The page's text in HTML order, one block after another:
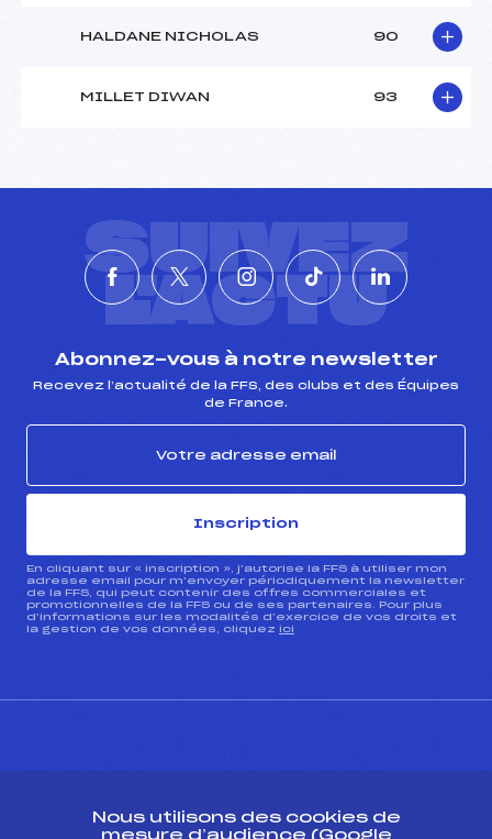
HALDANE NICHOLAS 90
MILLET DIWAN 93
SUIVEZ
L'ACTU
Abonnez-vous à notre newsletter
Recevez l’actualité de la FFS, des clubs et des Équipes
de France.
Inscription
En cliquant sur « inscription », j’autorise la FFS à utiliser mon
adresse email pour m’envoyer périodiquement la newsletter
de la FFS, qui peut contenir des offres commerciales et
promotionnelles de la FFS ou de ses partenaires. Pour plus
d’informations sur les modalités d’exercice de vos droits et
la gestion de vos données, cliquez ici
Nous utilisons des cookies de
mesure d’audience (Google